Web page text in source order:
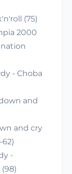
(75)
2000
- Choba
and
and cry
-